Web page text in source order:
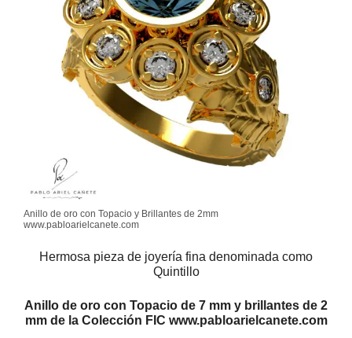
Anillo de oro con Topacio y Brillantes de 2mm
www.pabloarielcanete.com
Hermosa pieza de joyería fina denominada como
Quintillo
Anillo de oro con Topacio de 7 mm y brillantes de 2
mm de la Colección FIC www.pabloarielcanete.com